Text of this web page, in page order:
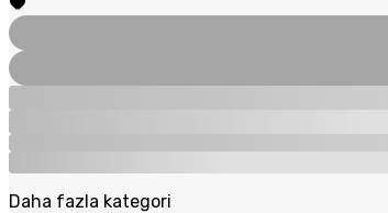
Daha fazla kategori